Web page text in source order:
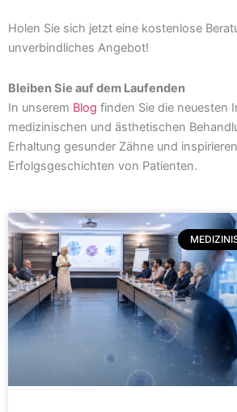
Holen Sie sich jetzt eine kostenlose
unverbindliches Angebot!
Bleiben Sie auf dem Laufenden
In unserem Blog finden Sie die neuesten
medizinischen und ästhetischen
Erhaltung gesunder Zähne und
Erfolgsgeschichten von Patienten.